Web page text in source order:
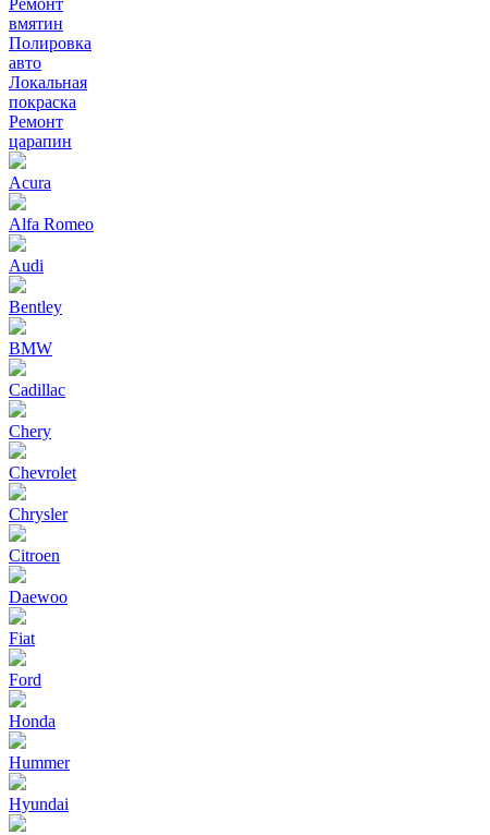
Ремонт
вмятин
Полировка
авто
Локальная
покраска
Ремонт
царапин
Acura
Alfa Romeo
Audi
Bentley
BMW
Cadillac
Chery
Chevrolet
Chrysler
Citroen
Daewoo
Fiat
Ford
Honda
Hummer
Hyundai